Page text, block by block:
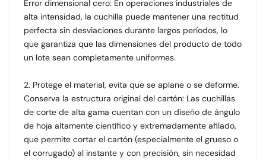
Error dimensional cero: En operaciones industriales de
alta intensidad, la cuchilla puede mantener una rectitud
perfecta sin desviaciones durante largos períodos, lo
que garantiza que las dimensiones del producto de todo
un lote sean completamente uniformes.
2. Protege el material, evita que se aplane o se deforme.
Conserva la estructura original del cartón: Las cuchillas
de corte de alta gama cuentan con un diseño de ángulo
de hoja altamente científico y extremadamente afilado,
que permite cortar el cartón (especialmente el grueso o
el corrugado) al instante y con precisión, sin necesidad